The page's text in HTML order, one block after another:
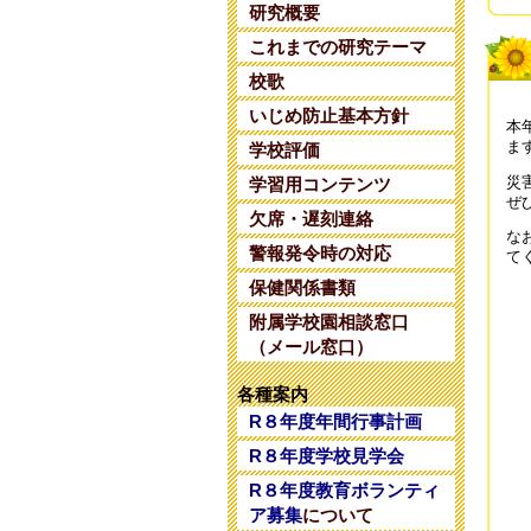
研究概要
これまでの研究テーマ
校歌
いじめ防止基本方針
学校評価
学習用コンテンツ
欠席・遅刻連絡
警報発令時の対応
保健関係書類
附属学校園相談窓口
（メール窓口）
各種案内
R８年度年間行事計画
R８年度学校見学会
R８年度教育ボランティ
ア募集について
令
令
令
本
ま
災
ぜ
な
て